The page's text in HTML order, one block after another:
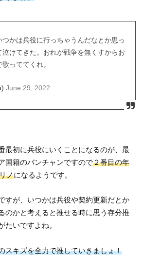
つかは兵役に行っちゃうんだなとか思っ
泣けてきた。おれが戦争を無くすからお
っててくれ。
June 29, 2022
最初に兵役にいくことになるのが、最
国籍のバンチャンですので２番目の年
ノになるようです。
すが、いつかは兵役や契約更新だとか
のかと考えると推せる時に思う存分推
たいですよね。
スキズを全力で推していきましょ！